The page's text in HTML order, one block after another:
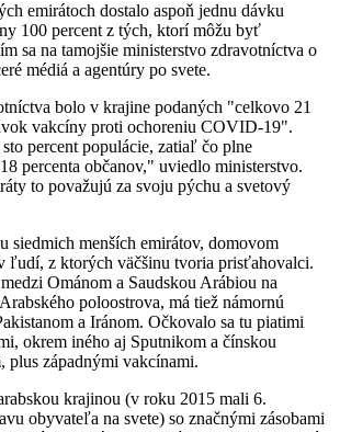
emirátoch dostalo aspoň jednu dávku
100 percent z tých, ktorí môžu byť
sa na tamojšie ministerstvo zdravotníctva o
médiá a agentúry po svete.
bolo v krajine podaných "celkovo 21
vakcíny proti ochoreniu COVID-19".
percent populácie, zatiaľ čo plne
percenta občanov," uviedlo ministerstvo.
to považujú za svoju pýchu a svetový
siedmich menších emirátov, domovom
ľudí, z ktorých väčšinu tvoria prisťahovalci.
Ománom a Saudskou Arábiou na
poloostrova, má tiež námornú
a Iránom. Očkovalo sa tu piatimi
okrem iného aj Sputnikom a čínskou
plus západnými vakcínami.
krajinou (v roku 2015 mali 6.
obyvateľa na svete) so značnými zásobami